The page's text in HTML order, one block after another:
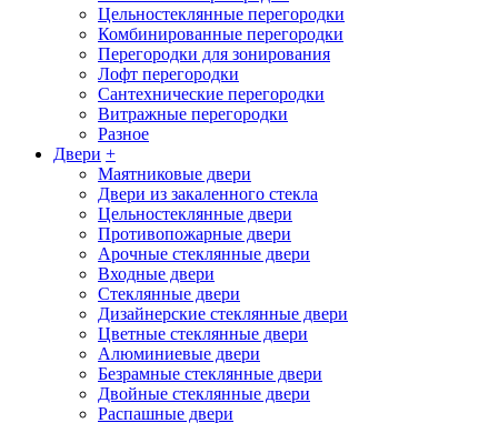
Цельностеклянные перегородки
Комбинированные перегородки
Перегородки для зонирования
Лофт перегородки
Сантехнические перегородки
Витражные перегородки
Разное
Двери +
Маятниковые двери
Двери из закаленного стекла
Цельностеклянные двери
Противопожарные двери
Арочные стеклянные двери
Входные двери
Стеклянные двери
Дизайнерские стеклянные двери
Цветные стеклянные двери
Алюминиевые двери
Безрамные стеклянные двери
Двойные стеклянные двери
Распашные двери